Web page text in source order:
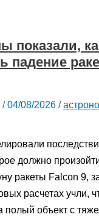
показали,
падение
/04/08/2026 /
должно
ракеты Falcon 9,
расчетах учли,
полый объект с